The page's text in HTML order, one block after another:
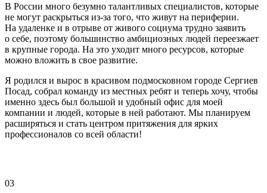
В России много безумно талантливых специалистов, которые
не могут раскрыться из-за того, что живут на периферии.
На удаленке и в отрыве от живого социума трудно заявить
о себе, поэтому большинство амбициозных людей переезжает
в крупные города. На это уходит много ресурсов, которые
можно вложить в свое развитие.
Я родился и вырос в красивом подмосковном городе Сергиев
Посад, собрал команду из местных ребят и теперь хочу, чтобы
именно здесь был большой и удобный офис для моей
компании и людей, которые в ней работают. Мы планируем
расширяться и стать центром притяжения для ярких
профессионалов со всей области!
03